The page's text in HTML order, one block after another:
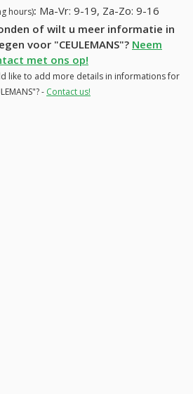
hours): Ma-Vr: 9-19, Za-Zo: 9-16
of wilt u meer informatie in
voor "CEULEMANS"? Neem
met ons op!
like to add more details in informations for
- Contact us!